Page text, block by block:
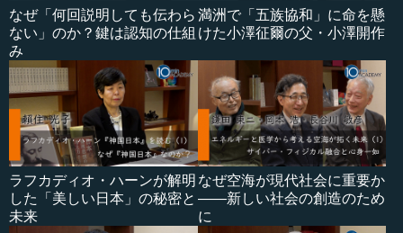
なぜ「何回説明しても伝わら
ない」のか？鍵は認知の仕組
み
満洲で「五族協和」に命を懸
けた小澤征爾の父・小澤開作
ラフカディオ・ハーンが解明
した「美しい日本」の秘密と
未来
なぜ空海が現代社会に重要か
――新しい社会の創造のため
に